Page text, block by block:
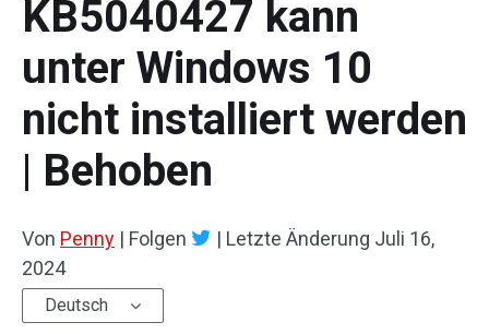
KB5040427 kann
unter Windows 10
nicht installiert werden
| Behoben
Von Penny | Folgen | Letzte Änderung Juli 16,
2024
Deutsch